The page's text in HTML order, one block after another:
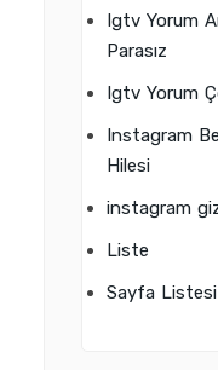
Igtv Yorum
Parasız
Igtv Yorum
Instagram
Hilesi
instagram
Liste
Sayfa Listesi